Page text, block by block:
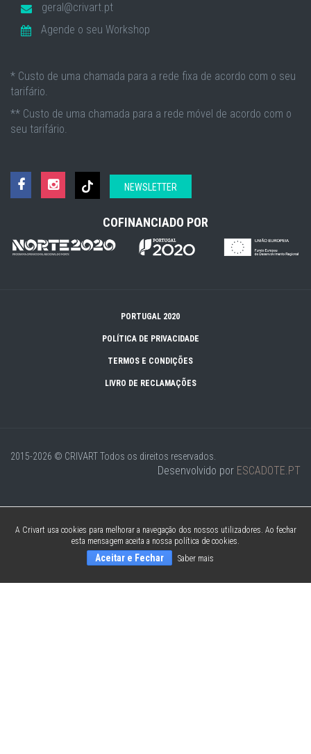
geral@crivart.pt
Agende o seu Workshop
* Custo de uma chamada para a rede fixa de acordo com o seu
tarifário.
** Custo de uma chamada para a rede móvel de acordo com o
seu tarifário.
NEWSLETTER
COFINANCIADO POR
PORTUGAL 2020
POLÍTICA DE PRIVACIDADE
TERMOS E CONDIÇÕES
LIVRO DE RECLAMAÇÕES
2015-2026 © CRIVARTTodos os direitos reservados.
Desenvolvido por ESCADOTE.PT
A Crivart usa cookies para melhorar a navegação dos nossos utilizadores. Ao fechar
esta mensagem aceita a nossa política de cookies.
Aceitar e Fechar Saber mais